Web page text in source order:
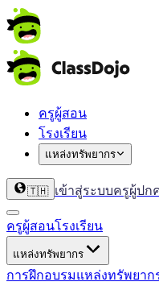
ครูผู้สอน
โรงเรียน
แหล่งทรัพยากร
🇹🇭 เข้าสู่ระบบครูผู้ปก
ครูผู้สอนโรงเรียน
แหล่งทรัพยากร
การฝึกอบรมแหล่งทรัพยาก